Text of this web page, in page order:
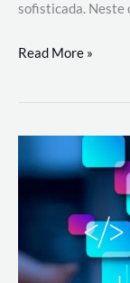
sofisticada. Neste
Por
migrar
de
a
AWS?
Read More »